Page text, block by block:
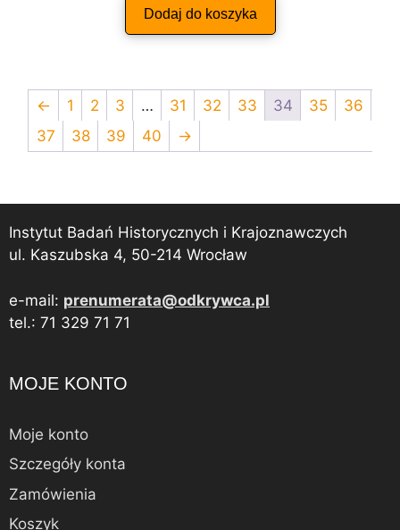
Dodaj do koszyka
← 1 2 3 … 31 32 33 34 35
36
37
38 39 40 →
Instytut Badań Historycznych i Krajoznawczych
ul. Kaszubska 4, 50-214 Wrocław
e-mail: prenumerata@odkrywca.pl
tel.: 71 329 71 71
MOJE KONTO
Moje konto
Szczegóły konta
Zamówienia
Koszyk